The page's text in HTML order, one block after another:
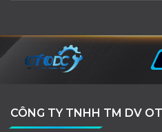
CÔNG TY TNHH TM DV